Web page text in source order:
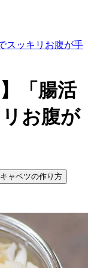
スッキリお腹が手
「腸活
お腹が
ャベツの作り方